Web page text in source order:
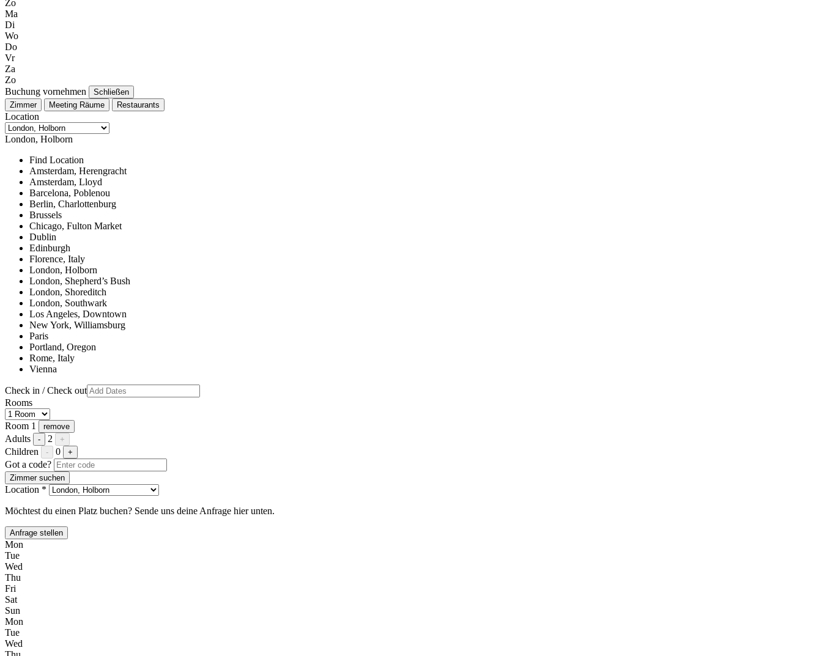
Zo
Ma
Di
Wo
Do
Vr
Za
Zo
Buchung vornehmen
Schließen
Zimmer
Meeting Räume Restaurants
Location
London, Holborn
Find Location
Amsterdam, Herengracht
Amsterdam, Lloyd
Barcelona, Poblenou
Berlin, Charlottenburg
Brussels
Chicago, Fulton Market
Dublin
Edinburgh
Florence, Italy
London, Holborn
London, Shepherd’s Bush
London, Shoreditch
London, Southwark
Los Angeles, Downtown
New York, Williamsburg
Paris
Portland, Oregon
Rome, Italy
Vienna
Check in / Check out
Rooms
Room 1 remove
Adults - 2 +
Children - 0 +
Got a code?
Zimmer suchen
Location *
Möchtest du einen Platz buchen? Sende uns deine Anfrage hier unten.
Anfrage stellen
Mon
Tue
Wed
Thu
Fri
Sat
Sun
Mon
Tue
Wed